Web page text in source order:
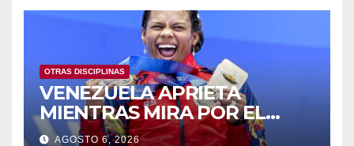
OTRAS DISCIPLINAS
VENEZUELA APRIETA
MIENTRAS MIRA POR EL
RETROVISOR
AGOSTO 6, 2026